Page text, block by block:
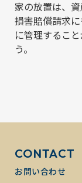
家の放置は、
損害賠償請求
に管理するこ
う。
CONTACT
お問い合わせ